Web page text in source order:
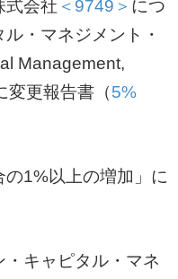
式会社 ＜9749＞ につ
・マネジメント・
Management,
変更報告書（5%
1%以上の増加」に
キャピタル・マネ